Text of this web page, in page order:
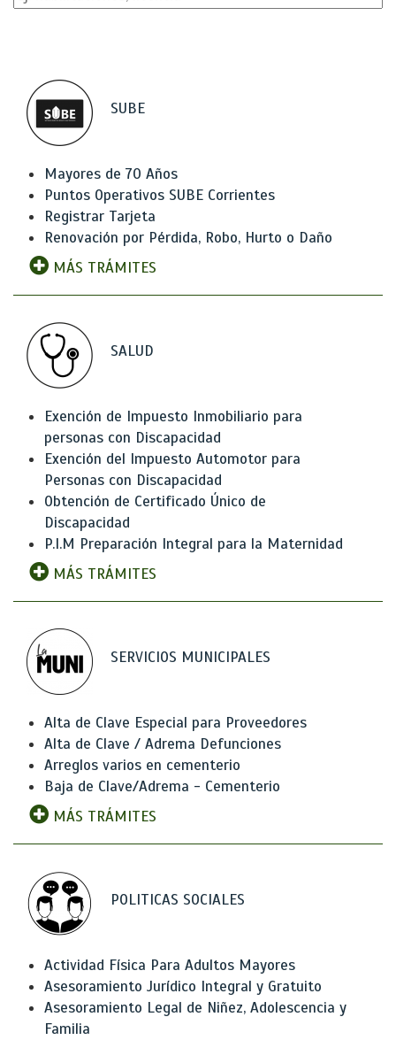
SUBE
Mayores de 70 Años
Puntos Operativos SUBE Corrientes
Registrar Tarjeta
Renovación por Pérdida, Robo, Hurto o Daño
MÁS TRÁMITES
SALUD
Exención de Impuesto Inmobiliario para
personas con Discapacidad
Exención del Impuesto Automotor para
Personas con Discapacidad
Obtención de Certificado Único de
Discapacidad
P.I.M Preparación Integral para la Maternidad
MÁS TRÁMITES
SERVICIOS MUNICIPALES
Alta de Clave Especial para Proveedores
Alta de Clave / Adrema Defunciones
Arreglos varios en cementerio
Baja de Clave/Adrema - Cementerio
MÁS TRÁMITES
POLITICAS SOCIALES
Actividad Física Para Adultos Mayores
Asesoramiento Jurídico Integral y Gratuito
Asesoramiento Legal de Niñez, Adolescencia y
Familia